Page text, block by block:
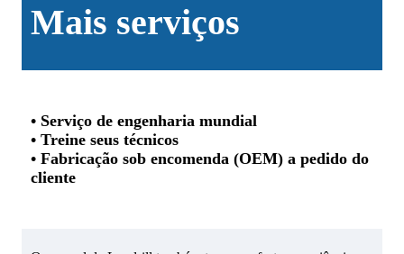
Mais serviços
• Serviço de engenharia mundial
• Treine seus técnicos
• Fabricação sob encomenda (OEM) a pedido do
cliente